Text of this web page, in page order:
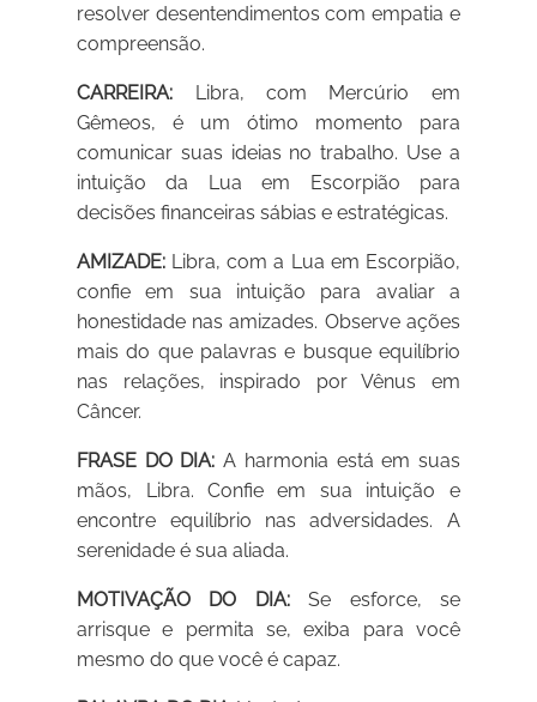
resolver desentendimentos com empatia e
compreensão.
CARREIRA: Libra, com Mercúrio em
Gêmeos, é um ótimo momento para
comunicar suas ideias no trabalho. Use a
intuição da Lua em Escorpião para
decisões financeiras sábias e estratégicas.
AMIZADE: Libra, com a Lua em Escorpião,
confie em sua intuição para avaliar a
honestidade nas amizades. Observe ações
mais do que palavras e busque equilíbrio
nas relações, inspirado por Vênus em
Câncer.
FRASE DO DIA: A harmonia está em suas
mãos, Libra. Confie em sua intuição e
encontre equilíbrio nas adversidades. A
serenidade é sua aliada.
MOTIVAÇÃO DO DIA:Se esforce, se
arrisque e permita se, exiba para você
mesmo do que você é capaz.